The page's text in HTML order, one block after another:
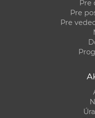
Pre
Pre
Pre